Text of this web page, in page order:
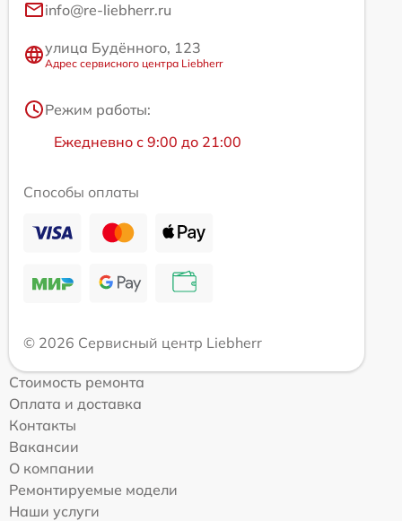
info@re-liebherr.ru
улица Будённого, 123
Адрес сервисного центра Liebherr
Режим работы:
Ежедневно с 9:00 до 21:00
Способы оплаты
© 2026 Сервисный центр Liebherr
Стоимость ремонта
Оплата и доставка
Контакты
Вакансии
О компании
Ремонтируемые модели
Наши услуги